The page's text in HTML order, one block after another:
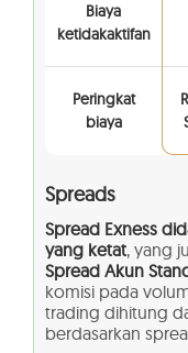
Biaya
ketidakaktifan
Peringkat
biaya
Spreads
Spread Exness
yang ketat, yang
Spread Akun
komisi pada
trading dihitung
berdasarkan